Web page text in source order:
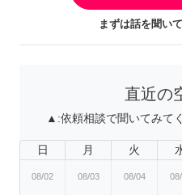
まずは話を聞い
直近の
▲:依頼相談で聞いてみて
日 月 火
08/02 08/03 08/04